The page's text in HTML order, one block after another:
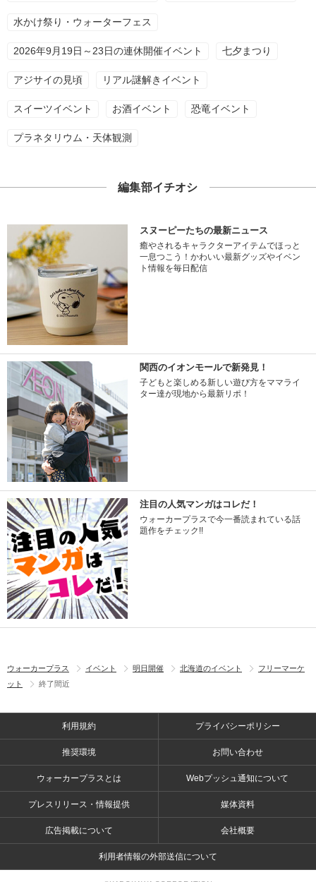
水かけ祭り・ウォーターフェス
2026年9月19日～23日の連休開催イベント 七夕まつり
アジサイの見頃 リアル謎解きイベント
スイーツイベント お酒イベント 恐竜イベント
プラネタリウム・天体観測
編集部イチオシ
スヌーピーたちの最新ニュース
癒やされるキャラクターアイテムでほっと
一息つこう！かわいい最新グッズやイベン
ト情報を毎日配信
関西のイオンモールで新発見！
子どもと楽しめる新しい遊び方をママライ
ター達が現地から最新リポ！
注目の人気マンガはコレだ！
ウォーカープラスで今一番読まれている話
題作をチェック!!
ウォーカープラス イベント 明日開催 北海道のイベント
フリーマーケ
ット
終了間近
利用規約 プライバシーポリシー
推奨環境 お問い合わせ
ウォーカープラスとは Webプッシュ通知について
プレスリリース・情報提供 媒体資料
広告掲載について 会社概要
利用者情報の外部送信について